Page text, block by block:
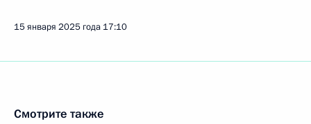
15 января 2025 года 17:10
Смотрите также